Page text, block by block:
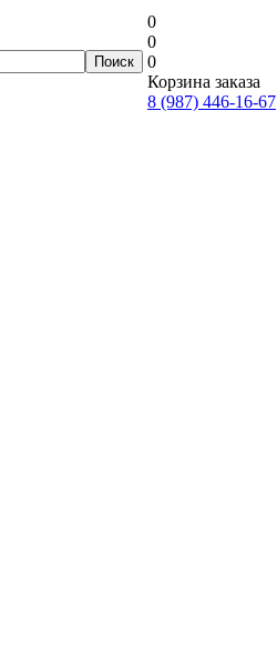
0
0
0
Корзина заказа
8 (987) 446-16-67